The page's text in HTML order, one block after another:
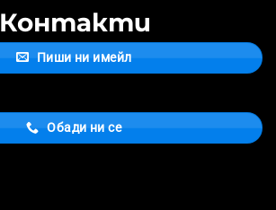
Контакти
Пиши ни имейл
Обади ни се